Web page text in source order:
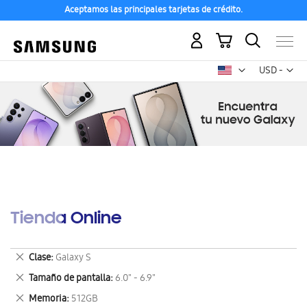
Aceptamos las principales tarjetas de crédito.
USD -
dólar
Mi carrito
Tienda Online
Clase Galaxy S
Eliminar
este
artículo
Tamaño de pantalla 6.0" - 6.9"
Eliminar
este
Memoria 512GB
Eliminar